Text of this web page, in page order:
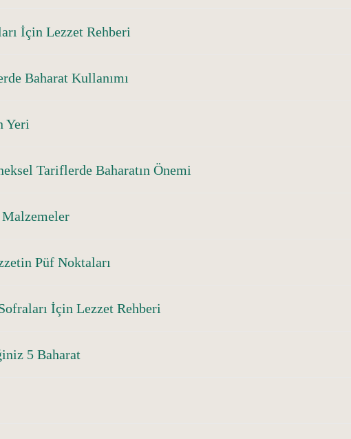
İçin Lezzet Rehberi
Baharat Kullanımı
Yeri
Tariflerde Baharatın Önemi
Malzemeler
Püf Noktaları
İçin Lezzet Rehberi
5 Baharat